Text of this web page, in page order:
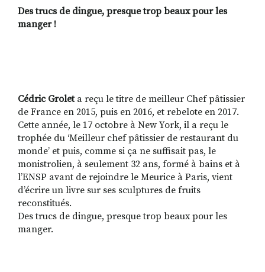
RECHERCHER
S'ABONNER
Des trucs de dingue, presque trop beaux pour les
manger !
Cédric Groleta reçu le titre de meilleur Chef pâtissier
de France en 2015, puis en 2016, et rebelote en 2017.
Cette année, le 17 octobre à New York, il a reçu le
trophée du ‘Meilleur chef pâtissier de restaurant du
monde’ et puis, comme si ça ne suffisait pas, le
monistrolien, à seulement 32 ans, formé à bains et à
l’ENSP avant de rejoindre le Meurice à Paris, vient
d’écrire un livre sur ses sculptures de fruits
reconstitués.
Des trucs de dingue, presque trop beaux pour les
manger.